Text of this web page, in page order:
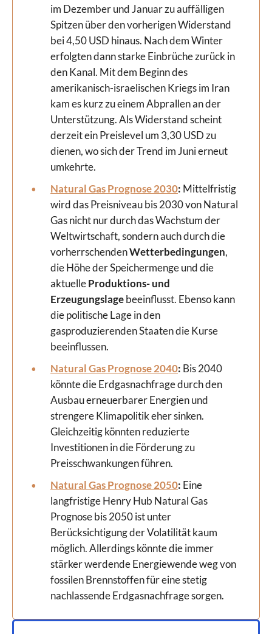
im Dezember und Januar zu auffälligen
Spitzen über den vorherigen Widerstand
bei 4,50 USD hinaus. Nach dem Winter
erfolgten dann starke Einbrüche zurück in
den Kanal. Mit dem Beginn des
amerikanisch-israelischen Kriegs im Iran
kam es kurz zu einem Abprallen an der
Unterstützung. Als Widerstand scheint
derzeit ein Preislevel um 3,30 USD zu
dienen, wo sich der Trend im Juni erneut
umkehrte.
Natural Gas Prognose 2030: Mittelfristig
wird das Preisniveau bis 2030 von Natural
Gas nicht nur durch das Wachstum der
Weltwirtschaft, sondern auch durch die
vorherrschendenWetterbedingungen,
die Höhe der Speichermenge und die
aktuelleProduktions- und
Erzeugungslagebeeinflusst. Ebenso kann
die politische Lage in den
gasproduzierenden Staaten die Kurse
beeinflussen.
Natural Gas Prognose 2040: Bis 2040
könnte die Erdgasnachfrage durch den
Ausbau erneuerbarer Energien und
strengere Klimapolitik eher sinken.
Gleichzeitig könnten reduzierte
Investitionen in die Förderung zu
Preisschwankungen führen.
Natural Gas Prognose 2050: Eine
langfristige Henry Hub Natural Gas
Prognose bis 2050 ist unter
Berücksichtigung der Volatilität kaum
möglich. Allerdings könnte die immer
stärker werdende Energiewende weg von
fossilen Brennstoffen für eine stetig
nachlassende Erdgasnachfrage sorgen.